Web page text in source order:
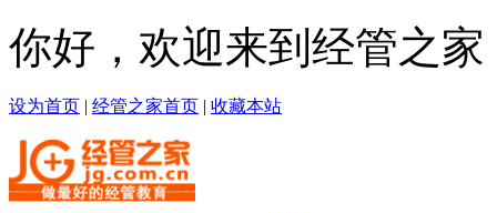
你好，欢迎来到经管之家
设为首页 | 经管之家首页 | 收藏本站